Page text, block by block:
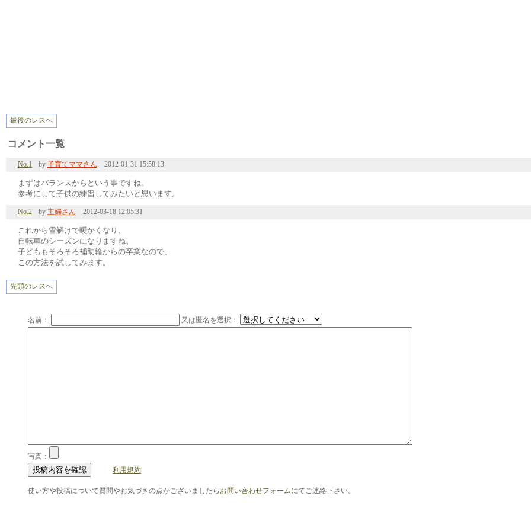
最後のレスへ
コメント一覧
No.1 by 子育てママさん 2012-01-31 15:58:13
まずはバランスからという事ですね。
参考にして子供の練習してみたいと思います。
No.2 by 主婦さん 2012-03-18 12:05:31
これから雪解けで暖かくなり、
自転車のシーズンになりますね。
子どももそろそろ補助輪からの卒業なので、
この方法を試してみます。
先頭のレスへ
名前： 又は匿名を選択：
写真：
利用規約
使い方や投稿について質問やお気づきの点がございましたら お問い合わせフォームにてご連絡下さい。